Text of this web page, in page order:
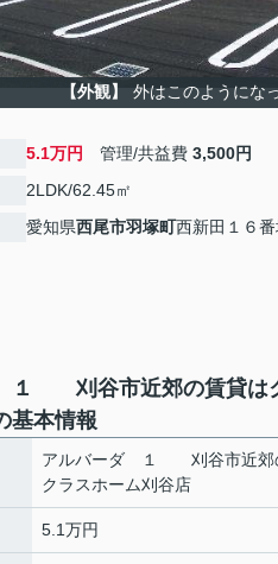
【外観】 外はこのようにな
5.1万円 管理/共益費 3,500円
2LDK/62.45㎡
愛知県西尾市羽塚町西新田１６番
１ 刈谷市近郊の賃貸は
基本情報
アルバーダ １ 刈谷市近郊
クラスホーム刈谷店
5.1万円